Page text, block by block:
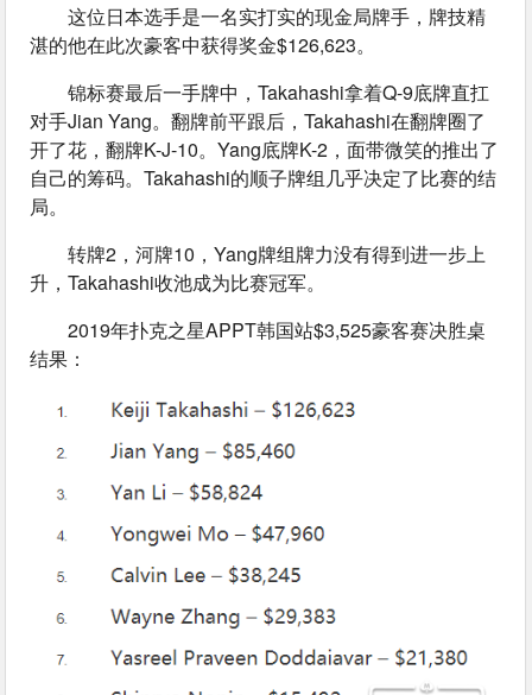
这位日本选手是一名实打实的现金局牌手，牌技精
湛的他在此次豪客中获得奖金$126,623。
锦标赛最后一手牌中，Takahashi拿着Q-9底牌直扛
对手Jian Yang。翻牌前平跟后，Takahashi在翻牌圈了
开了花，翻牌K-J-10。Yang底牌K-2，面带微笑的推出了
自己的筹码。Takahashi的顺子牌组几乎决定了比赛的结
局。
转牌2，河牌10，Yang牌组牌力没有得到进一步上
升，Takahashi收池成为比赛冠军。
2019年扑克之星APPT韩国站$3,525豪客赛决胜桌
结果：